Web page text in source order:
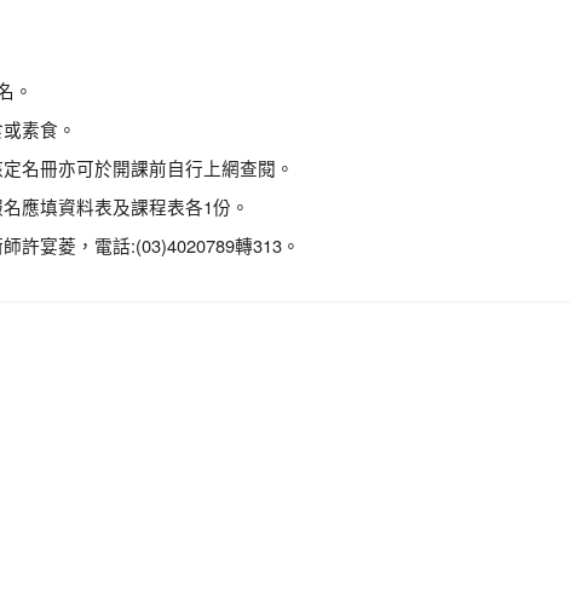
。
素食。
名冊亦可於開課前自行上網查閱。
應填資料表及課程表各1份。
許宴菱，電話:(03)4020789轉313。